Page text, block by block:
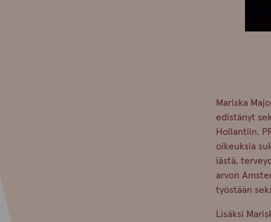
Mariska
edistänyt
Hollantiin.
oikeuksia
iästä,
arvon
työstään
Lisäksi